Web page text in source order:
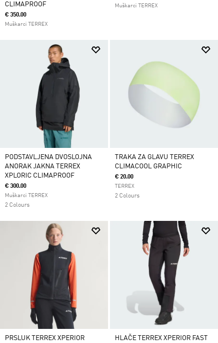
CLIMAPROOF
€ 350.00
Muškarci TERREX
Muškarci TERREX
PODSTAVLJENA DVOSLOJNA
ANORAK JAKNA TERREX
XPLORIC CLIMAPROOF
€ 300.00
Muškarci TERREX
2 Colours
TRAKA ZA GLAVU TERREX
CLIMACOOL GRAPHIC
€ 20.00
TERREX
2 Colours
PRSLUK TERREX XPERIOR
HLAČE TERREX XPERIOR FAST